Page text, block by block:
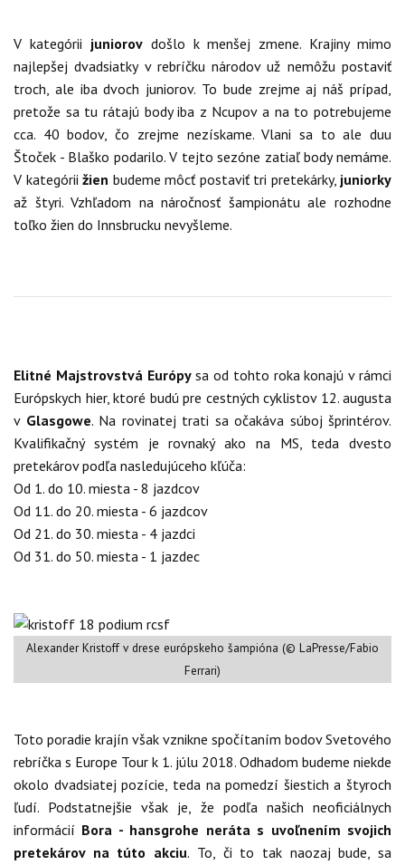
V kategórii juniorovdošlo k menšej zmene. Krajiny mimo
najlepšej dvadsiatky v rebríčku národov už nemôžu postaviť
troch, ale iba dvoch juniorov. To bude zrejme aj náš prípad,
pretože sa tu rátajú body iba z Ncupov a na to potrebujeme
cca. 40 bodov, čo zrejme nezískame. Vlani sa to ale duu
Štoček - Blaško podarilo. V tejto sezóne zatiaľ body nemáme.
V kategórii žien budeme môcť postaviť tri pretekárky, juniorky
až štyri. Vzhľadom na náročnosť šampionátu ale rozhodne
toľko žien do Innsbrucku nevyšleme.
Elitné Majstrovstvá Európysa od tohto roka konajú v rámci
Európskych hier, ktoré budú pre cestných cyklistov 12. augusta
v Glasgowe. Na rovinatej trati sa očakáva súboj šprintérov.
Kvalifikačný systém je rovnaký ako na MS, teda dvesto
pretekárov podľa nasledujúceho kľúča:
Od 1. do 10. miesta - 8 jazdcov
Od 11. do 20. miesta - 6 jazdcov
Od 21. do 30. miesta - 4 jazdci
Od 31. do 50. miesta - 1 jazdec
Alexander Kristoff v drese európskeho šampióna (© LaPresse/Fabio
Ferrari)
Toto poradie krajín však vznikne spočítaním bodov Svetového
rebríčka s Europe Tour k 1. júlu 2018. Odhadom budeme niekde
okolo dvadsiatej pozície, teda na pomedzí šiestich a štyroch
ľudí. Podstatnejšie však je, že podľa našich neoficiálnych
informácií Bora - hansgrohe neráta s uvoľnením svojich
pretekárov na túto akciu. To, či to tak naozaj bude, sa